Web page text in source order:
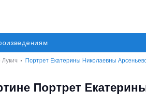
Портрет Екатерины Николаевны
Портрет